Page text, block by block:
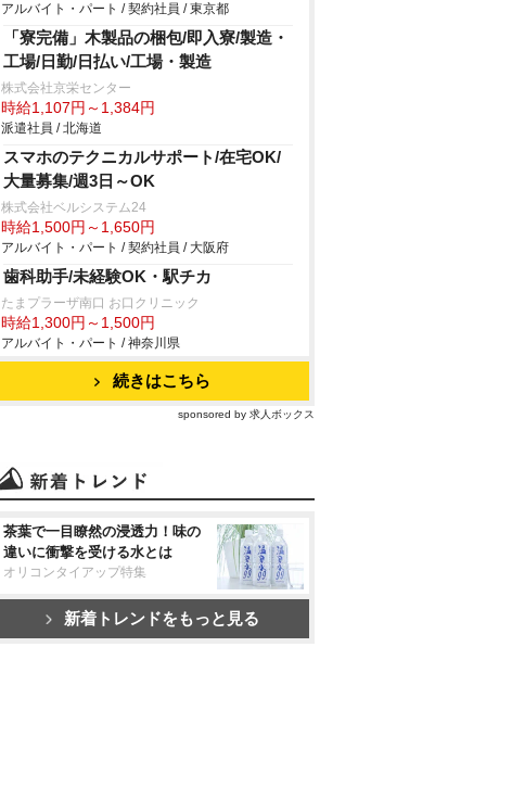
アルバイト・パート / 契約社員 / 東京都
「寮完備」木製品の梱包/即入寮/製造・
工場/日勤/日払い/工場・製造
株式会社京栄センター
時給1,107円～1,384円
派遣社員 / 北海道
スマホのテクニカルサポート/在宅OK/
大量募集/週3日～OK
株式会社ベルシステム24
時給1,500円～1,650円
アルバイト・パート / 契約社員 / 大阪府
歯科助手/未経験OK・駅チカ
たまプラーザ南口 お口クリニック
時給1,300円～1,500円
アルバイト・パート / 神奈川県
続きはこちら
sponsored by 求人ボックス
茶葉で一目瞭然の浸透力！味の
違いに衝撃を受ける水とは
オリコンタイアップ特集
新着トレンドをもっと見る